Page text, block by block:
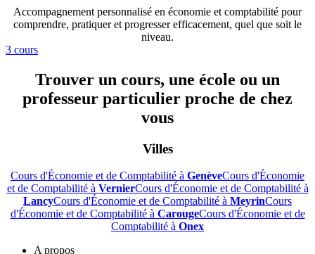
Accompagnement personnalisé en économie et comptabilité pour
comprendre, pratiquer et progresser efficacement, quel que soit le
niveau.
3 cours
Trouver un cours, une école ou un
professeur particulier proche de chez
vous
Villes
Cours d'Économie et de Comptabilité à GenèveCours d'Économie
et de Comptabilité à VernierCours d'Économie et de Comptabilité à
LancyCours d'Économie et de Comptabilité à MeyrinCours
d'Économie et de Comptabilité à CarougeCours d'Économie et de
Comptabilité à Onex
A propos